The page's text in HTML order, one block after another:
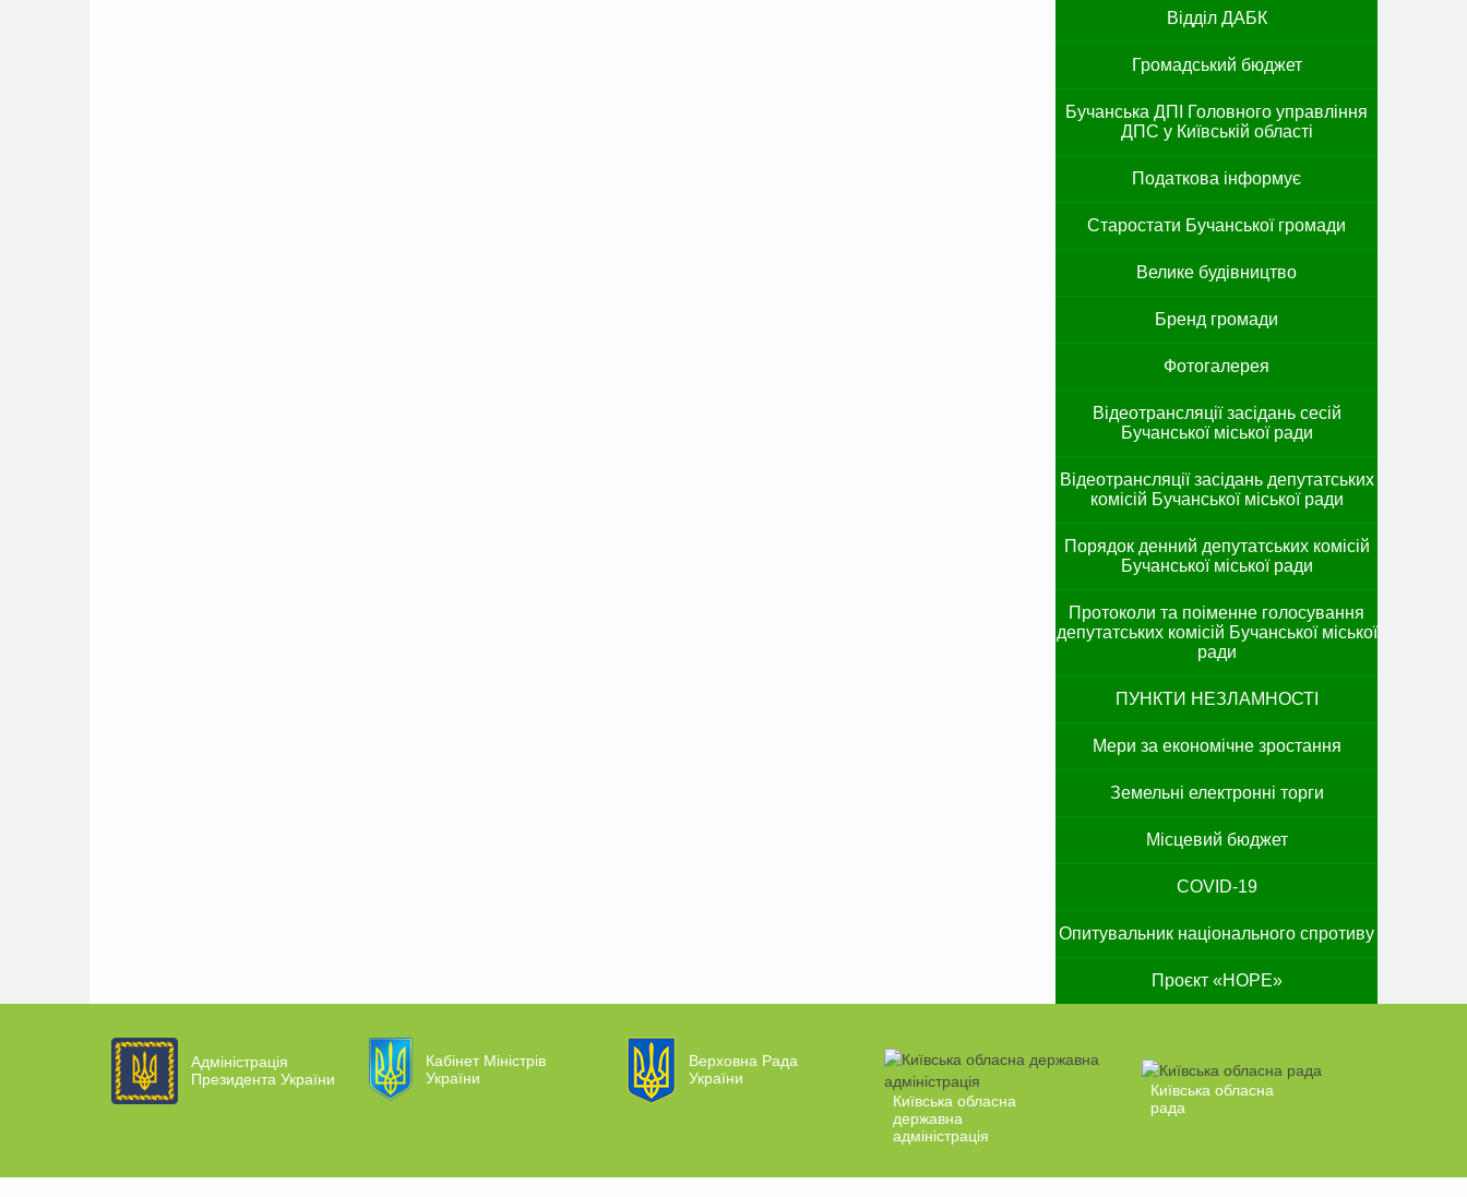
Відділ ДАБК
Громадський бюджет
Бучанська ДПІ Головного управління
ДПС у Київській області
Податкова інформує
Старостати Бучанської громади
Велике будівництво
Бренд громади
Фотогалерея
Відеотрансляції засідань сесій
Бучанської міської ради
Відеотрансляції засідань депутатських
комісій Бучанської міської ради
Порядок денний депутатських комісій
Бучанської міської ради
Протоколи та поіменне голосування
депутатських комісій Бучанської міської
ради
ПУНКТИ НЕЗЛАМНОСТІ
Мери за економічне зростання
Земельні електронні торги
Місцевий бюджет
COVID-19
Опитувальник національного спротиву
Проєкт «HOPE»
Адміністрація
Президента України
Кабінет Міністрів
України
Верховна Рада
України
Київська обласна
державна
адміністрація
Київська обласна
рада